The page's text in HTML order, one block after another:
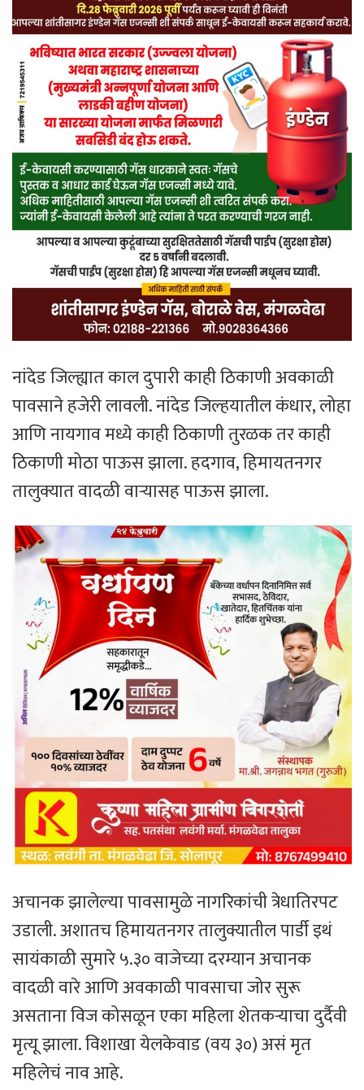
नांदेड जिल्ह्यात काल दुपारी काही ठिकाणी अवकाळी
पावसाने हजेरी लावली. नांदेड जिल्हयातील कंधार, लोहा
आणि नायगाव मध्ये काही ठिकाणी तुरळक तर काही
ठिकाणी मोठा पाऊस झाला. हदगाव, हिमायतनगर
तालुक्यात वादळी वाऱ्यासह पाऊस झाला.
अचानक झालेल्या पावसामुळे नागरिकांची त्रेधातिरपट
उडाली. अशातच हिमायतनगर तालुक्यातील पार्डी इथं
सायंकाळी सुमारे ५.३० वाजेच्या दरम्यान अचानक
वादळी वारे आणि अवकाळी पावसाचा जोर सुरू
असताना विज कोसळून एका महिला शेतकऱ्याचा दुर्दैवी
मृत्यू झाला. विशाखा येलकेवाड (वय ३०) असं मृत
महिलेचं नाव आहे.